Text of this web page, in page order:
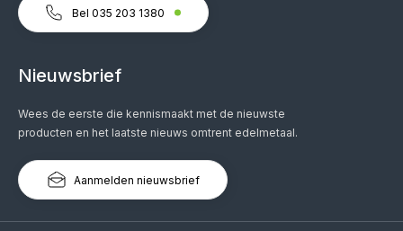
Bel 035 203 1380
Nieuwsbrief
Wees de eerste die kennismaakt met de nieuwste
producten en het laatste nieuws omtrent edelmetaal.
Aanmelden nieuwsbrief